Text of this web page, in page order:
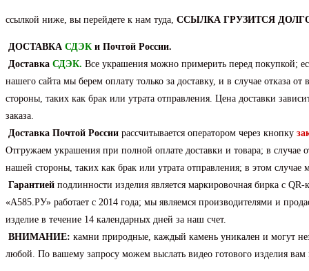
с
природным
SKY
ссылкой ниже, вы перейдете к нам туда, ССЫЛКА ГРУЗИТСЯ
ДОСТАВКА СДЭК и Почтой России.
Доставка СДЭК. Все украшения можно примерить перед покупкой;
нашего сайта мы берем оплату только за доставку, и в случае отказа
стороны, таких как брак или утрата отправления. Цена доставки
заказа.
Доставка Почтой России рассчитывается оператором через кнопку
Отгружаем украшения при полной оплате доставки и товара; в случае
нашей стороны, таких как брак или утрата отправления; в этом
Гарантией подлинности изделия является маркировочная бирка с
«А585.РУ» работает с 2014 года; мы являемся производителями и
изделие в течение 14 календарных дней за наш счет.
ВНИМАНИЕ: камни природные, каждый камень уникален и могут
любой. По вашему запросу можем выслать видео готового изделия